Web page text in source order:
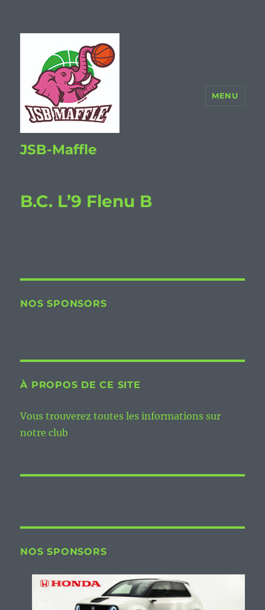
JSB-Maffle
MENU
B.C. L’9 Flenu B
NOS SPONSORS
À PROPOS DE CE SITE
Vous trouverez toutes les informations sur
notre club
NOS SPONSORS